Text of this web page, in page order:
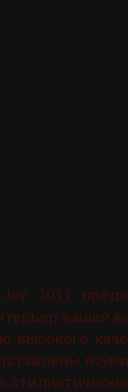
2011
вашей
высокого